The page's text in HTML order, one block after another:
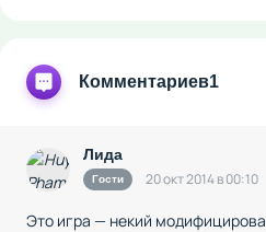
Комментариев1
Лида
Гости 20 окт 2014 в 00:10
Это игра — некий